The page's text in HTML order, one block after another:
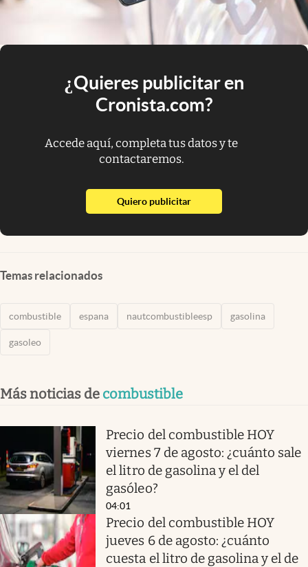
¿Quieres publicitar en
Cronista.com?
Accede aquí, completa tus datos y te
contactaremos.
Quiero publicitarabre en nueva pestaña
Temas relacionados
combustible espana nautcombustibleesp gasolina
gasoleo
Más noticias de combustible
Precio del combustible HOY
viernes 7 de agosto: ¿cuánto sale
el litro de gasolina y el del
gasóleo?
04:01
Precio del combustible HOY
jueves 6 de agosto: ¿cuánto
cuesta el litro de gasolina y el de